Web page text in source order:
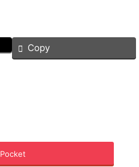
Copy
Pocket